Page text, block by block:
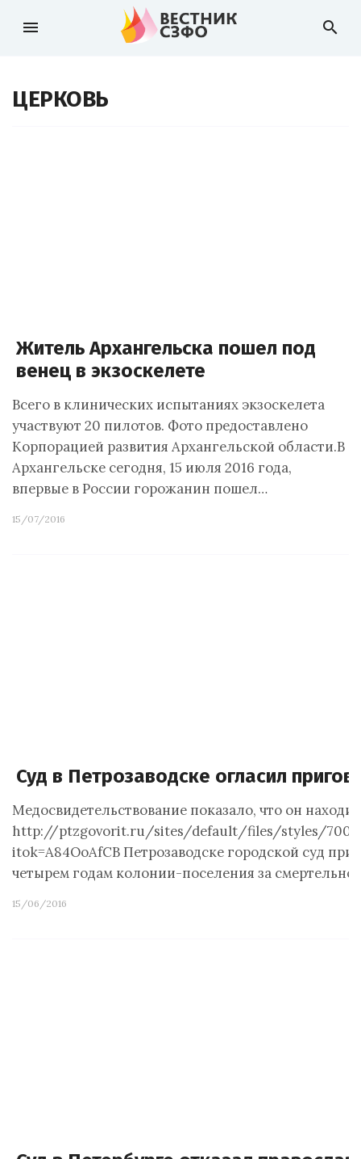
menu search
ЦЕРКОВЬ
Житель Архангельска пошел под
венец в экзоскелете
Всего в клинических испытаниях экзоскелета
участвуют 20 пилотов. Фото предоставлено
Корпорацией развития Архангельской области.В
Архангельске сегодня, 15 июля 2016 года,
впервые в России горожанин пошел…
15/07/2016
Суд в Петрозаводске огласил
Медосвидетельствование показало, что он
http://ptzgovorit.ru/sites/default/files/styles/
itok=A84OoAfCВ Петрозаводске городской суд
четырем годам колонии-поселения за
15/06/2016